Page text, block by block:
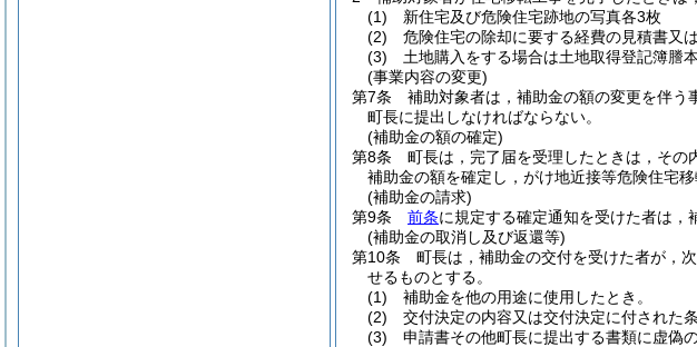
(1)
新住宅及び危険住宅跡地の写真各3枚
(2)
危険住宅の除却に要する経費の見積書又
(3)
土地購入をする場合は土地取得登記簿謄
(事業内容の変更)
第7条
補助対象者は，補助金の額の変更を伴
町長に提出しなければならない。
(補助金の額の確定)
第8条
町長は，完了届を受理したときは，その
補助金の額を確定し，がけ地近接等危険住宅
(補助金の請求)
第9条
前条に規定する確定通知を受けた者は
(補助金の取消し及び返還等)
第10条
町長は，補助金の交付を受けた者が，
せるものとする。
(1)
補助金を他の用途に使用したとき。
(2)
交付決定の内容又は交付決定に付された
(3)
申請書その他町長に提出する書類に虚偽